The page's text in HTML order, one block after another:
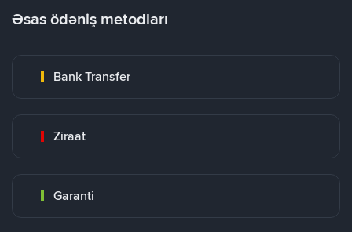
Əsas ödəniş metodları
Bank Transfer
Ziraat
Garanti